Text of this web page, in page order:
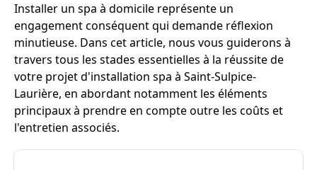
Installer un spa à domicile représente un
engagement conséquent qui demande réflexion
minutieuse. Dans cet article, nous vous guiderons à
travers tous les stades essentielles à la réussite de
votre projet d'installation spa à Saint-Sulpice-
Laurière, en abordant notamment les éléments
principaux à prendre en compte outre les coûts et
l'entretien associés.